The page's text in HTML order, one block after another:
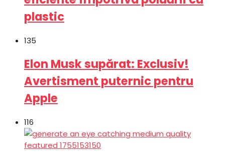
plastic
135
Elon Musk supărat: Exclusiv!
Avertisment puternic pentru
Apple
116